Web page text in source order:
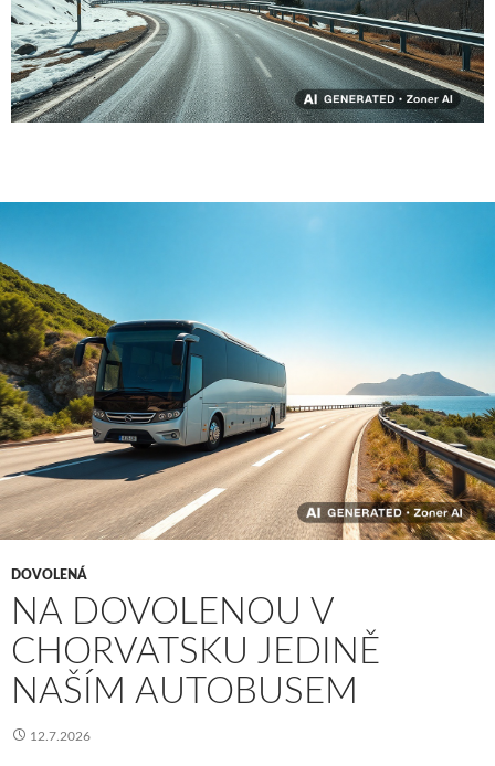
DOVOLENÁ
NA DOVOLENOU V
CHORVATSKU JEDINĚ
NAŠÍM AUTOBUSEM
12.7.2026